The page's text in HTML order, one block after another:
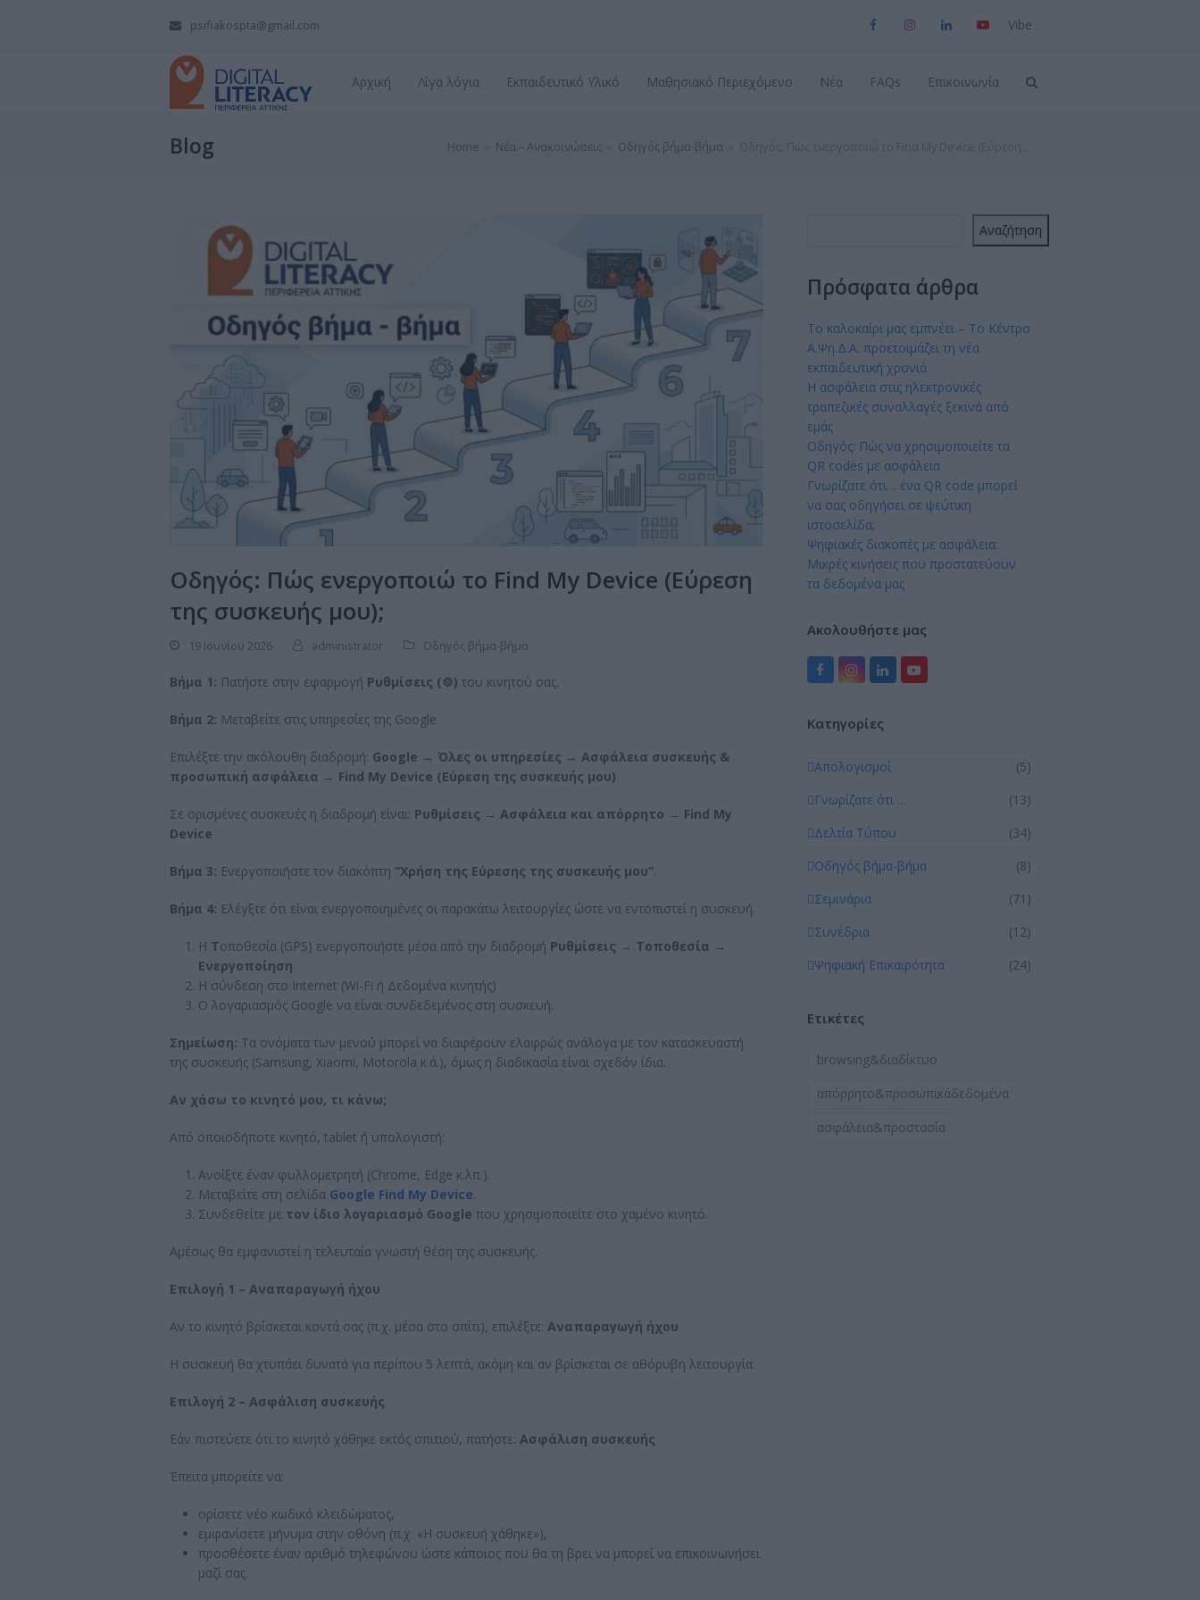
psifiakospta@gmail.com FacebookInstagramLinkedInYouTube
Viber
Αρχική Λίγα λόγια Εκπαιδευτικό Υλικό Μαθησιακό Περιεχόμενο Νέα FAQs Επικοινωνία
Blog Home Νέα – Ανακοινώσεις Οδηγός βήμα-βήμα
Οδηγός: Πώς ενεργοποιώ το Find My Device (Εύρεση
της συσκευής μου);
19 Ιουνίου 2026 administrator Οδηγός βήμα-βήμα
Βήμα 1: Πατήστε στην εφαρμογή Ρυθμίσεις (⚙️) του κινητού σας.
Βήμα 2: Μεταβείτε στις υπηρεσίες της Google
Επιλέξτε την ακόλουθη διαδρομή: Google → Όλες οι υπηρεσίες → Ασφάλεια συσκευής &
προσωπική ασφάλεια → Find My Device (Εύρεση της συσκευής μου)
Σε ορισμένες συσκευές η διαδρομή είναι: Ρυθμίσεις → Ασφάλεια και απόρρητο → Find My
Device
Βήμα 3: Ενεργοποιήστε τον διακόπτη “Χρήση της Εύρεσης της συσκευής μου”.
Βήμα 4: Ελέγξτε ότι είναι ενεργοποιημένες οι παρακάτω λειτουργίες ώστε να εντοπιστεί η συσκευή.
Η Τοποθεσία (GPS) ενεργοποιήστε μέσα από την διαδρομή Ρυθμίσεις → Τοποθεσία →
Ενεργοποίηση
Η σύνδεση στο Internet (Wi-Fi ή Δεδομένα κινητής)
Ο λογαριασμός Google να είναι συνδεδεμένος στη συσκευή.
Σημείωση: Τα ονόματα των μενού μπορεί να διαφέρουν ελαφρώς ανάλογα με τον κατασκευαστή
της συσκευής (Samsung, Xiaomi, Motorola κ.ά.), όμως η διαδικασία είναι σχεδόν ίδια.
Αν χάσω το κινητό μου, τι κάνω;
Από οποιοδήποτε κινητό, tablet ή υπολογιστή:
Ανοίξτε έναν φυλλομετρητή (Chrome, Edge κ.λπ.).
Μεταβείτε στη σελίδα Google Find My Device.
Συνδεθείτε με τον ίδιο λογαριασμό Google που χρησιμοποιείτε στο χαμένο κινητό.
Αμέσως θα εμφανιστεί η τελευταία γνωστή θέση της συσκευής.
Επιλογή 1 – Αναπαραγωγή ήχου
Αν το κινητό βρίσκεται κοντά σας (π.χ. μέσα στο σπίτι), επιλέξτε: Αναπαραγωγή ήχου
Η συσκευή θα χτυπάει δυνατά για περίπου 5 λεπτά, ακόμη και αν βρίσκεται σε αθόρυβη λειτουργία.
Επιλογή 2 – Ασφάλιση συσκευής
Εάν πιστεύετε ότι το κινητό χάθηκε εκτός σπιτιού, πατήστε: Ασφάλιση συσκευής
Έπειτα μπορείτε να:
ορίσετε νέο κωδικό κλειδώματος,
εμφανίσετε μήνυμα στην οθόνη (π.χ. «Η συσκευή χάθηκε»),
προσθέσετε έναν αριθμό τηλεφώνου ώστε κάποιος που θα τη βρει να μπορεί να επικοινωνήσει
μαζί σας.
Αναζήτηση
Πρόσφατα άρθρα
Το καλοκαίρι μας εμπνέει – Το Κέντρο
Α.Ψη.Δ.Α. προετοιμάζει τη νέα
εκπαιδευτική χρονιά
Η ασφάλεια στις ηλεκτρονικές
τραπεζικές συναλλαγές ξεκινά από
εμάς
Οδηγός: Πώς να χρησιμοποιείτε τα
QR codes με ασφάλεια
Γνωρίζατε ότι… ένα QR code μπορεί
να σας οδηγήσει σε ψεύτικη
ιστοσελίδα;
Ψηφιακές διακοπές με ασφάλεια:
Μικρές κινήσεις που προστατεύουν
τα δεδομένα μας
Ακολουθήστε μας
FacebookInstagram
LinkedInYouTube
Kατηγορίες
Απολογισμοί
(5)
Γνωρίζατε ότι …
(13)
Δελτία Τύπου
(34)
Οδηγός βήμα-βήμα
(8)
Σεμινάρια
(71)
Συνέδρια
(12)
Ψηφιακή Επικαιρότητα
(24)
Ετικέτες
browsing&διαδίκτυο
απόρρητο&προσωπικάδεδομένα
ασφάλεια&προστασία